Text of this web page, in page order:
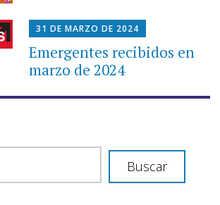
31 DE MARZO DE 2024
Emergentes recibidos en
marzo de 2024
Buscar